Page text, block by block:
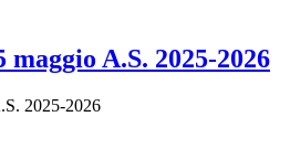
maggio A.S. 2025-2026
2025-2026